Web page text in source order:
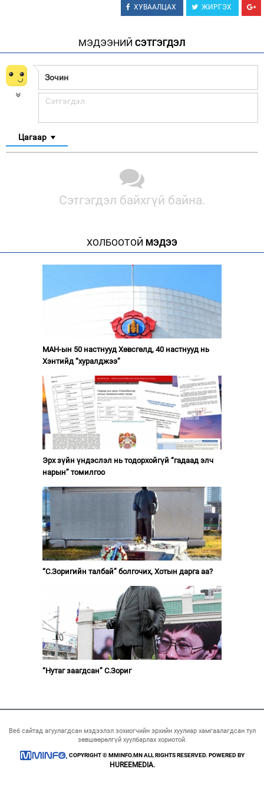
ХУВААЛЦАХ ЖИРГЭХ
МЭДЭЭНИЙ СЭТГЭГДЭЛ
Цагаар
Сэтгэгдэл байхгүй байна.
ХОЛБООТОЙ МЭДЭЭ
МАН-ын 50 настнууд Хөвсгөлд, 40 настнууд нь
Хэнтийд “хуралджээ”
Эрх зүйн үндэслэл нь тодорхойгүй “гадаад элч
нарын” томилгоо
“С.Зоригийн талбай” болгочих, Хотын дарга аа?
“Нутаг заагдсан” С.Зориг
Веб сайтад агуулагдсан мэдээлэл зохиогчийн эрхийн хуулиар хамгаалагдсан тул
зөвшөөрөлгүй хуулбарлах хориотой.
COPYRIGHT © MMINFO.MN ALL RIGHTS RESERVED. POWERED BY
HUREEMEDIA.